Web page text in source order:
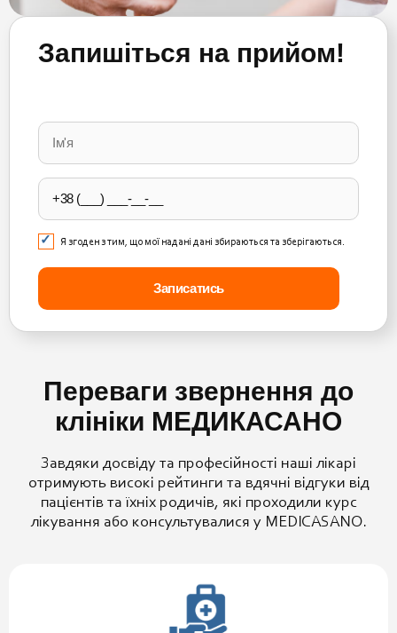
Запишіться на прийом!
leave
this
field
empty.
Я згоден з тим, що мої надані дані збираються та зберігаються.
Переваги звернення до
клініки МЕДИКАСАНО
Завдяки досвіду та професійності наші лікарі
отримують високі рейтинги та вдячні відгуки від
пацієнтів та їхніх родичів, які проходили курс
лікування або консультувалися у MEDICASANO.